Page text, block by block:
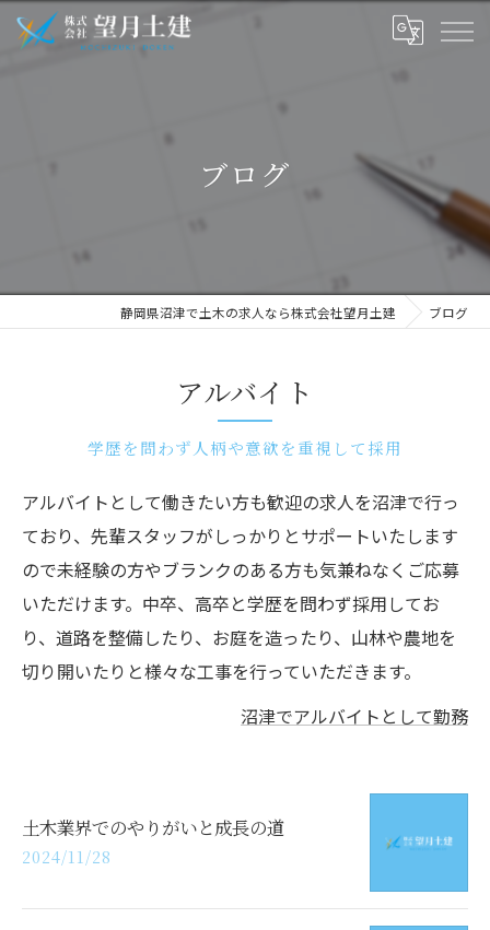
ブログ
静岡県沼津で土木の求人なら株式会社望月土建 ブログ
アルバイト
学歴を問わず人柄や意欲を重視して採用
アルバイトとして働きたい方も歓迎の求人を沼津で行っ
ており、先輩スタッフがしっかりとサポートいたします
ので未経験の方やブランクのある方も気兼ねなくご応募
いただけます。中卒、高卒と学歴を問わず採用してお
り、道路を整備したり、お庭を造ったり、山林や農地を
切り開いたりと様々な工事を行っていただきます。
沼津でアルバイトとして勤務
土木業界でのやりがいと成長の道
2024/11/28